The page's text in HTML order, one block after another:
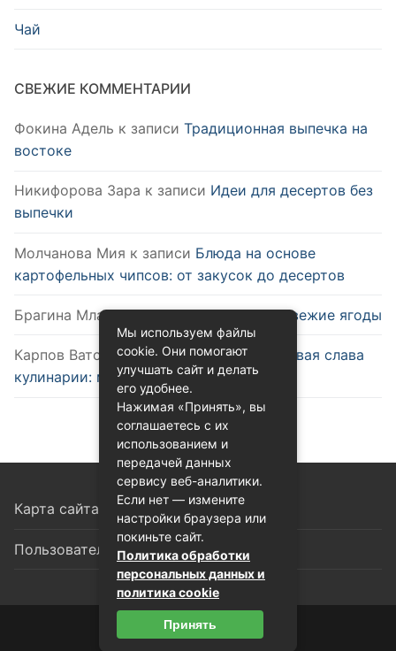
Чай
СВЕЖИЕ КОММЕНТАРИИ
Фокина Адель к записи Традиционная выпечка на
востоке
Никифорова Зара к записи Идеи для десертов без
выпечки
Молчанова Мия к записи Блюда на основе
картофельных чипсов: от закусок до десертов
Брагина Младак записиКак выбрать свежие ягоды
Карпов Ватславк записиУдобство и новая слава
кулинарии: микроволновка
Карта сайта
Пользовательское соглашение
© 2026 Восточная кухня
Мы используем файлы
cookie. Они помогают
улучшать сайт и делать
его удобнее.
Нажимая «Принять», вы
соглашаетесь с их
использованием и
передачей данных
сервису веб-аналитики.
Если нет — измените
настройки браузера или
покиньте сайт.
Политика обработки
персональных данных и
политика cookie
Принять